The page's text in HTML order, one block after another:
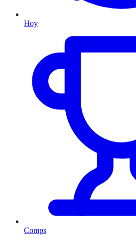
Hoy
Comps